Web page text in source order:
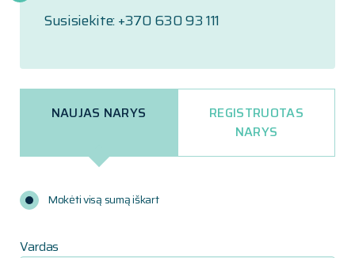
NAUJAS NARYS
REGISTRUOTAS
NARYS
Mokėti visą sumą iškart
Vardas
Susisiekite: +370 630 93 111